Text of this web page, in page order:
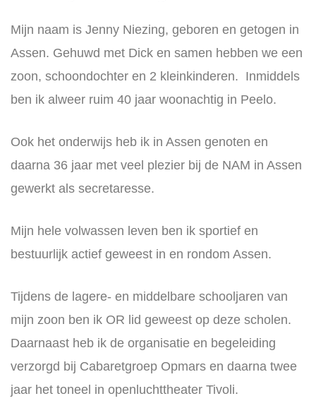
Mijn naam is Jenny Niezing, geboren en getogen in
Assen. Gehuwd met Dick en samen hebben we een
zoon, schoondochter en 2 kleinkinderen. Inmiddels
ben ik alweer ruim 40 jaar woonachtig in Peelo.
Ook het onderwijs heb ik in Assen genoten en
daarna 36 jaar met veel plezier bij de NAM in Assen
gewerkt als secretaresse.
Mijn hele volwassen leven ben ik sportief en
bestuurlijk actief geweest in en rondom Assen.
Tijdens de lagere- en middelbare schooljaren van
mijn zoon ben ik OR lid geweest op deze scholen.
Daarnaast heb ik de organisatie en begeleiding
verzorgd bij Cabaretgroep Opmars en daarna twee
jaar het toneel in openluchttheater Tivoli.